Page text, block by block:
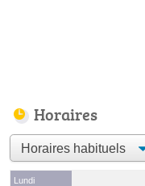
Horaires
Lundi